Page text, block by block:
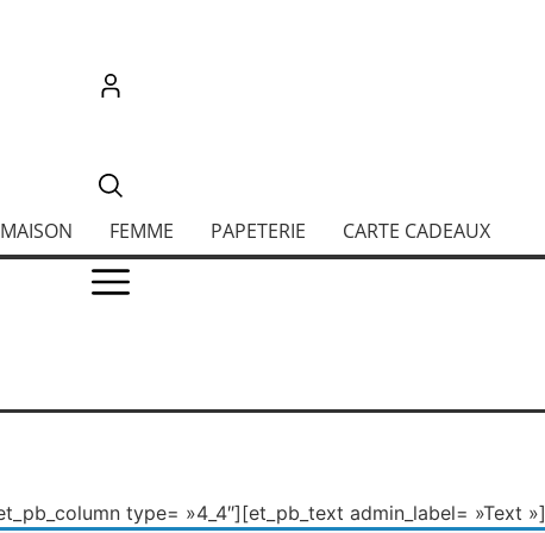
MAISON FEMME PAPETERIE CARTE CADEAUX
type= »4_4″][et_pb_text admin_label= »Text »]